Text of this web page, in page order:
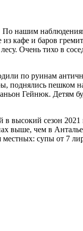
По нашим
кафе и баров
Очень тихо в
по руинам
поднялись
Гейнюк. Детям
сезон 2021
выше, чем в
супы от 7